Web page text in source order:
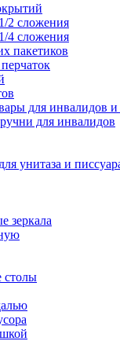
2 сложения
4 сложения
пакетиков
для инвалидов
для инвалидов
унитаза и
зеркала
столы